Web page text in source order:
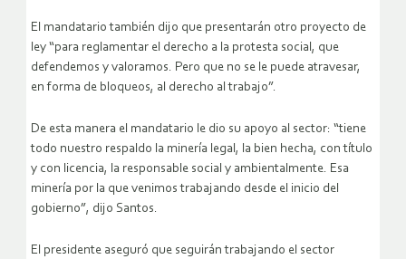
El mandatario también dijo que presentarán otro proyecto de
ley “para reglamentar el derecho a la protesta social, que
defendemos y valoramos. Pero que no se le puede atravesar,
en forma de bloqueos, al derecho al trabajo”.
De esta manera el mandatario le dio su apoyo al sector: “tiene
todo nuestro respaldo la minería legal, la bien hecha, con título
y con licencia, la responsable social y ambientalmente. Esa
minería por la que venimos trabajando desde el inicio del
gobierno”, dijo Santos.
El presidente aseguró que seguirán trabajando el sector